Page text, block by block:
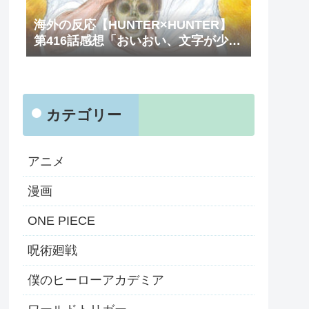
海外の反応【HUNTER×HUNTER】
第416話感想「おいおい、文字が少な
くてスッキリ読めるぞ！！」
カテゴリー
アニメ
漫画
ONE PIECE
呪術廻戦
僕のヒーローアカデミア